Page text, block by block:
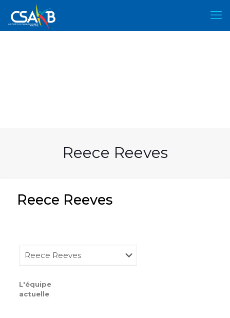
Reece Reeves
Reece Reeves
L'équipe
actuelle